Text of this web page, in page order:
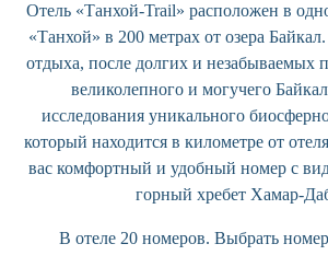
Отель «Танхой-Trail» расположен в
«Танхой» в 200 метрах от озера
отдыха, после долгих и незабываемых
великолепного и могучего
исследования уникального
который находится в километре от
вас комфортный и удобный номер с
горный хребет Хамар-
В отеле 20 номеров. Выбрать